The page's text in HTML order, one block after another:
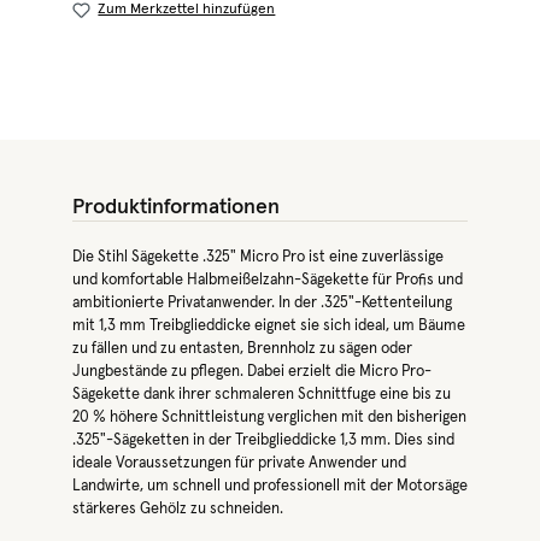
Zum Merkzettel hinzufügen
Produktinformationen
Die Stihl Sägekette .325" Micro Pro ist eine zuverlässige
und komfortable Halbmeißelzahn-Sägekette für Profis und
ambitionierte Privatanwender. In der .325"-Kettenteilung
mit 1,3 mm Treibglieddicke eignet sie sich ideal, um Bäume
zu fällen und zu entasten, Brennholz zu sägen oder
Jungbestände zu pflegen. Dabei erzielt die Micro Pro-
Sägekette dank ihrer schmaleren Schnittfuge eine bis zu
20 % höhere Schnittleistung verglichen mit den bisherigen
.325"-Sägeketten in der Treibglieddicke 1,3 mm. Dies sind
ideale Voraussetzungen für private Anwender und
Landwirte, um schnell und professionell mit der Motorsäge
stärkeres Gehölz zu schneiden.